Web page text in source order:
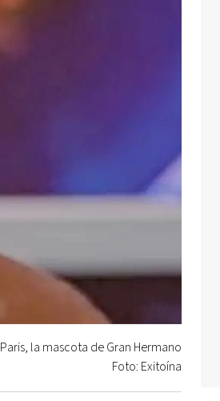
Paris, la mascota de Gran Hermano
Foto: Exitoína